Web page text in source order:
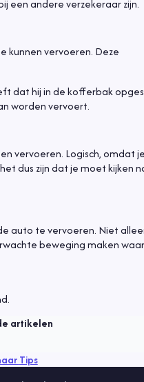
een andere verzekeraar zijn.
kunnen vervoeren. Deze
dat hij in de kofferbak
worden vervoert.
vervoeren. Logisch, omdat
dus zijn dat je moet kijken
auto te vervoeren. Niet
beweging maken
artikelen
Tips